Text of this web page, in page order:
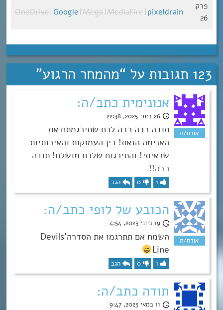
פרק
26
OneDrive| Google|Mega|MediaFire|pixeldrain
123 תגובות על “ מהמחר הרגוע”
אנונימית כתב/ה:
26 ביוני 2025, 22:38
תודה רבה רבה לכם שתירגמתם את
האנימה הזאת! בין העמוקות והאיכותיות
שראיתי! והתירגום שלכם מושלם! תודה
רבה!!
1
0 הגב
הכובע של לופי כתב/ה:
19 ביוני 2023, 4:54
השמח אם תתרגמו את הסדרהDevils’
Line
1
0 הגב
תודה כתב/ה:
11 במאי 2023, 9:47